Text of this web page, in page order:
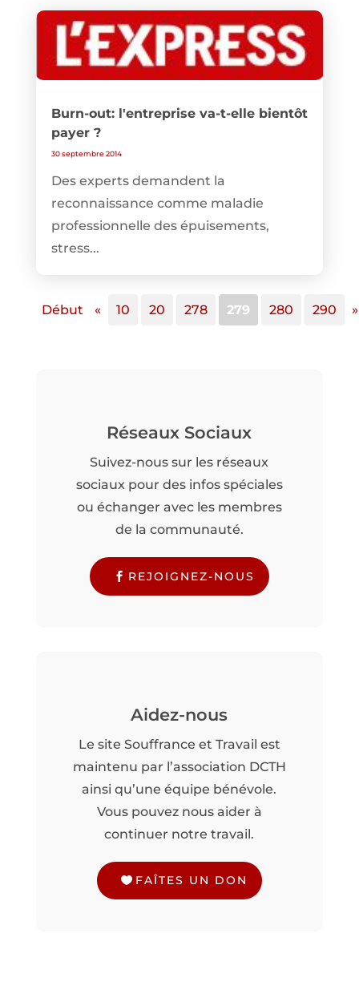
Burn-out: l'entreprise va-t-elle bientôt
payer ?
30 septembre 2014
Des experts demandent la
reconnaissance comme maladie
professionnelle des épuisements,
stress...
Début « 10 20 278 279 280 290 »
Réseaux Sociaux
Suivez-nous sur les réseaux
sociaux pour des infos spéciales
ou échanger avec les membres
de la communauté.
REJOIGNEZ-NOUS
Aidez-nous
Le site Souffrance et Travail est
maintenu par l’association DCTH
ainsi qu’une équipe bénévole.
Vous pouvez nous aider à
continuer notre travail.
FAÎTES UN DON